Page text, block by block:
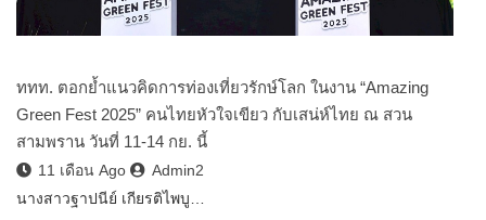
ททท. ตอกย้ำแนวคิดการท่องเที่ยวรักษ์โลก ในงาน “Amazing
Green Fest 2025” คนไทยหัวใจเขียว กับเสน่ห์ไทย ณ สวน
สามพราน วันที่ 11-14 กย. นี้
11 เดือน Ago
Admin2
นางสาวฐาปนีย์ เกียรติไพบู…